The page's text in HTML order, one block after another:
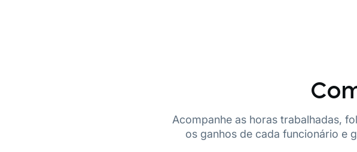
Acompanhe as horas trabalhadas,
os ganhos de cada funcionário e